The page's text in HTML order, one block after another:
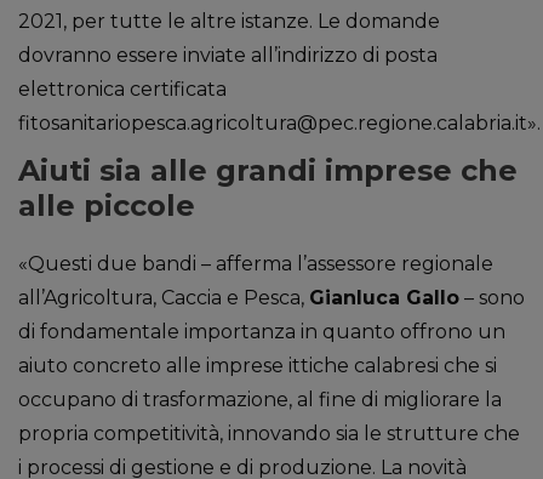
2021, per tutte le altre istanze. Le domande
dovranno essere inviate all’indirizzo di posta
elettronica certificata
fitosanitariopesca.agricoltura@pec.regione.calabria.it».
Aiuti sia alle grandi imprese che
alle piccole
«Questi due bandi – afferma l’assessore regionale
all’Agricoltura, Caccia e Pesca, Gianluca Gallo – sono
di fondamentale importanza in quanto offrono un
aiuto concreto alle imprese ittiche calabresi che si
occupano di trasformazione, al fine di migliorare la
propria competitività, innovando sia le strutture che
i processi di gestione e di produzione. La novità